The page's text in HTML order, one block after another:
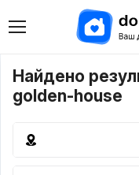
Найдено
golden-house